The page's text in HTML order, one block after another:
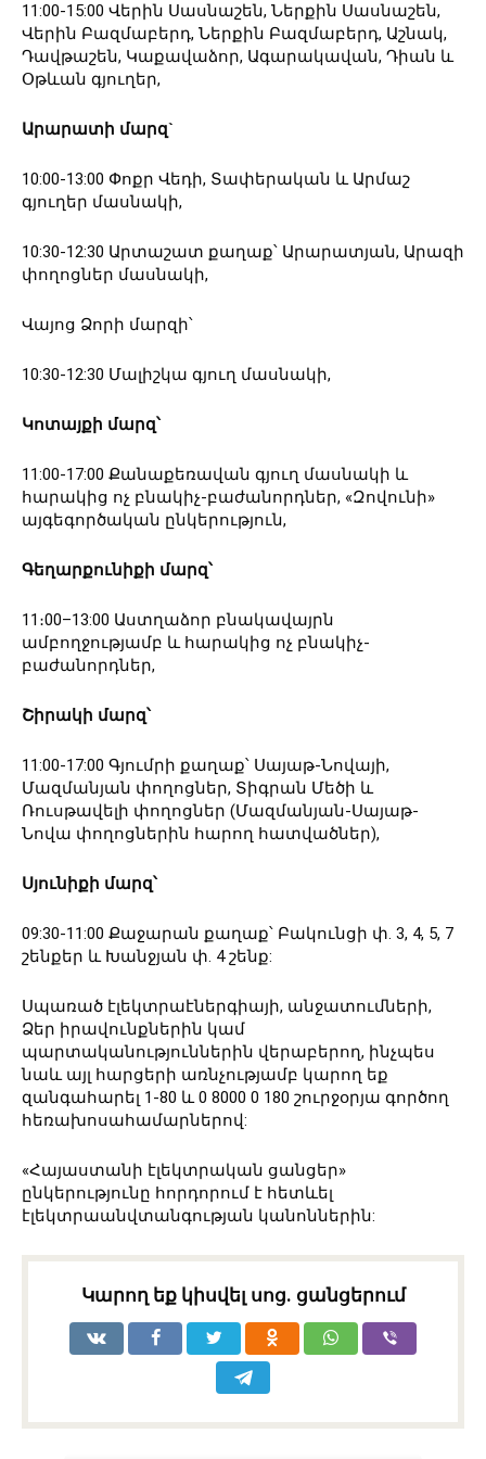
11:00-15:00 Վերին Սասնաշեն, Ներքին Սասնաշեն,
Վերին Բազմաբերդ, Ներքին Բազմաբերդ, Աշնակ,
Դավթաշեն, Կաքավաձոր, Ագարակավան, Դիան և
Օթևան գյուղեր,
Արարատի մարզ`
10:00-13:00 Փոքր Վեդի, Տափերական և Արմաշ
գյուղեր մասնակի,
10:30-12:30 Արտաշատ քաղաք՝ Արարատյան, Արազի
փողոցներ մասնակի,
Վայոց Ձորի մարզի՝
10:30-12:30 Մալիշկա գյուղ մասնակի,
Կոտայքի մարզ՝
11:00-17:00 Քանաքեռավան գյուղ մասնակի և
հարակից ոչ բնակիչ-բաժանորդներ, «Զովունի»
այգեգործական ընկերություն,
Գեղարքունիքի մարզ՝
11։00–13:00 Աստղաձոր բնակավայրն
ամբողջությամբ և հարակից ոչ բնակիչ-
բաժանորդներ,
Շիրակի մարզ՝
11:00-17:00 Գյումրի քաղաք՝ Սայաթ-Նովայի,
Մազմանյան փողոցներ, Տիգրան Մեծի և
Ռուսթավելի փողոցներ (Մազմանյան-Սայաթ-
Նովա փողոցներին հարող հատվածներ),
Սյունիքի մարզ՝
09:30-11:00 Քաջարան քաղաք՝ Բակունցի փ. 3, 4, 5, 7
շենքեր և Խանջյան փ. 4 շենք:
Սպառած էլեկտրաէներգիայի, անջատումների,
Ձեր իրավունքներին կամ
պարտականություններին վերաբերող, ինչպես
նաև այլ հարցերի առնչությամբ կարող եք
զանգահարել 1-80 և 0 8000 0 180 շուրջօրյա գործող
հեռախոսահամարներով:
«Հայաստանի էլեկտրական ցանցեր»
ընկերությունը հորդորում է հետևել
էլեկտրաանվտանգության կանոններին:
Կարող եք կիսվել սոց․ ցանցերում